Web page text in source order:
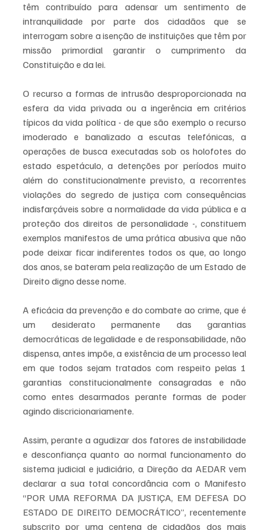
têm contribuído para adensar um sentimento de
intranquilidade por parte dos cidadãos que se
interrogam sobre a isenção de instituições que têm por
missão primordial garantir o cumprimento da
Constituição e da lei.
O recurso a formas de intrusão desproporcionada na
esfera da vida privada ou a ingerência em critérios
típicos da vida política - de que são exemplo o recurso
imoderado e banalizado a escutas telefónicas, a
operações de busca executadas sob os holofotes do
estado espetáculo, a detenções por períodos muito
além do constitucionalmente previsto, a recorrentes
violações do segredo de justiça com consequências
indisfarçáveis sobre a normalidade da vida pública e a
proteção dos direitos de personalidade -, constituem
exemplos manifestos de uma prática abusiva que não
pode deixar ficar indiferentes todos os que, ao longo
dos anos, se bateram pela realização de um Estado de
Direito digno desse nome.
A eficácia da prevenção e do combate ao crime, que é
um desiderato permanente das garantias
democráticas de legalidade e de responsabilidade, não
dispensa, antes impõe, a existência de um processo leal
em que todos sejam tratados com respeito pelas 1
garantias constitucionalmente consagradas e não
como entes desarmados perante formas de poder
agindo discricionariamente.
Assim, perante a agudizar dos fatores de instabilidade
e desconfiança quanto ao normal funcionamento do
sistema judicial e judiciário, a Direção da AEDAR vem
declarar a sua total concordância com o Manifesto
“POR UMA REFORMA DA JUSTIÇA, EM DEFESA DO
ESTADO DE DIREITO DEMOCRÁTICO”, recentemente
subscrito por uma centena de cidadãos dos mais